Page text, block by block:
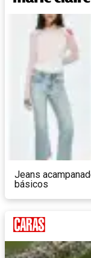
Jeans
básicos